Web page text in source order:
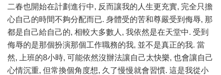
二春也開始在計劃進行中, 反而讓我的人生更充實, 完全只擔
心自己的時間不夠分配而已. 身體受的苦和尊嚴受到侮辱, 那
都是自己給自己的, 相較大多數人, 我依然是在天堂中. 受到
侮辱的是那個扮演那個工作職務的我, 並不是真正的我. 當
然, 上班的8小時, 可能依然沒辦法讓自己太快樂, 也會讓自己
心情沉重, 但常換個角度想, 久了慢慢就會習慣. 這是我從小